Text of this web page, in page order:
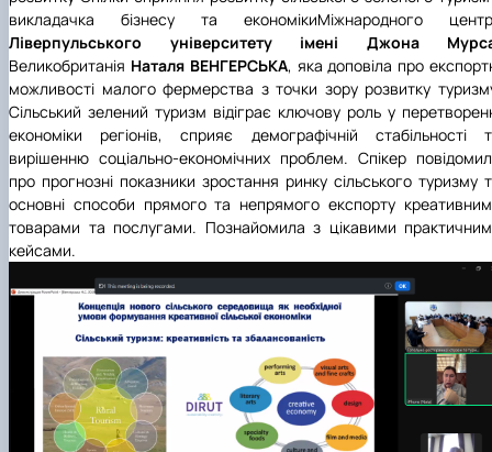
викладачка бізнесу та економікиМіжнародного
Ліверпульського університету імені Джона
Великобританія Наталя ВЕНГЕРСЬКА, яка доповіла про
можливості малого фермерства з точки зору розвитку
Сільський зелений туризм відіграє ключову роль у
економіки регіонів, сприяє демографічній стабільності
вирішенню соціально-економічних проблем. Спікер
про прогнозні показники зростання ринку сільського туризму
основні способи прямого та непрямого експорту
товарами та послугами. Познайомила з цікавими
кейсами.